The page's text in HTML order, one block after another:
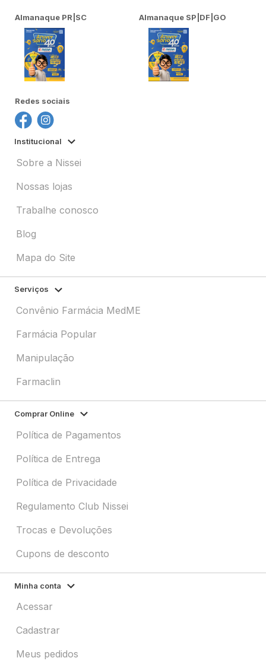
Almanaque PR|SC Almanaque SP|DF|GO
Redes sociais
Institucional
Sobre a Nissei
Nossas lojas
Trabalhe conosco
Blog
Mapa do Site
Serviços
Convênio Farmácia MedME
Farmácia Popular
Manipulação
Farmaclin
Comprar Online
Política de Pagamentos
Política de Entrega
Política de Privacidade
Regulamento Club Nissei
Trocas e Devoluções
Cupons de desconto
Minha conta
Acessar
Cadastrar
Meus pedidos